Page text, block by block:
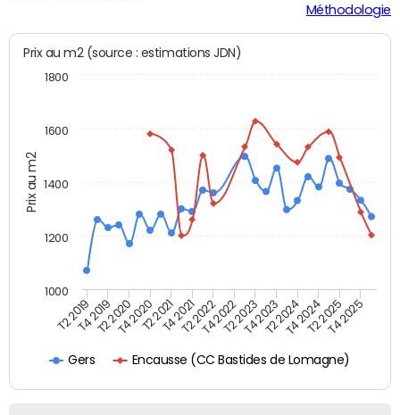
Méthodologie
Prix au m2
Prix au m2 (source : estimations JDN)
Gers Encausse (CC Bastides de Lomagne)
T2 2019T4 2019T2 2020T4 2020T2 2021T4 2021T2 2022T4 2022T2 2023T4 2023T2 2024T4 2024T2 2025T4 2025
1000
1200
1400
1600
1800